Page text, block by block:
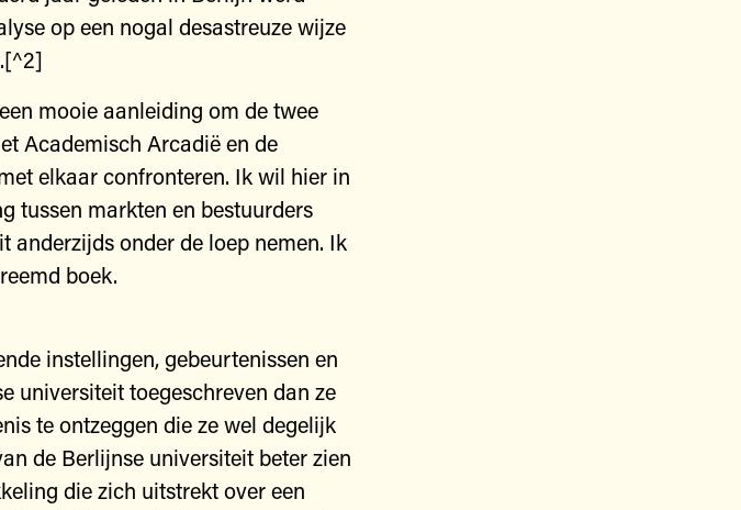
op een nogal desastreuze wijze
mooie aanleiding om de twee
Academisch Arcadië en de
elkaar confronteren. Ik wil hier in
tussen markten en bestuurders
anderzijds onder de loep nemen. Ik
boek.
instellingen, gebeurtenissen en
universiteit toegeschreven dan ze
te ontzeggen die ze wel degelijk
de Berlijnse universiteit beter zien
die zich uitstrekt over een